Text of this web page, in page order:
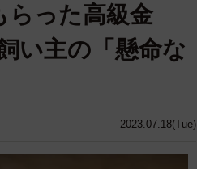
2023.07.18(Tue)
らった高級金
い主の「懸命な